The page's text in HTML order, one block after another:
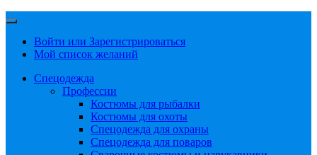
Войти или Зарегистрироваться
Мой список желаний
Спецодежда
Профессии
Костюмы для рыбалки
Костюмы для охоты
Спецодежда для охраны
Спецодежда для поваров